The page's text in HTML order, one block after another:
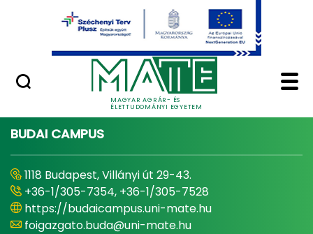
Ugrás a fő tartalomhoz
MAGYAR AGRÁR- ÉS
ÉLETTUDOMÁNYI EGYETEM
Minőségügy
Home - Magyar
BUDAI CAMPUS
1118 Budapest, Villányi út 29-43.
+36-1/305-7354, +36-1/305-7528
https://budaicampus.uni-mate.hu
foigazgato.buda@uni-mate.hu